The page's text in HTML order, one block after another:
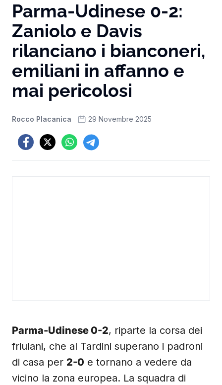
Parma-Udinese 0-2:
Zaniolo e Davis
rilanciano i bianconeri,
emiliani in affanno e
mai pericolosi
Rocco Placanica 29 Novembre 2025
Parma-Udinese 0-2, riparte la corsa dei
friulani, che al Tardini superano i padroni
di casa per 2-0 e tornano a vedere da
vicino la zona europea. La squadra di